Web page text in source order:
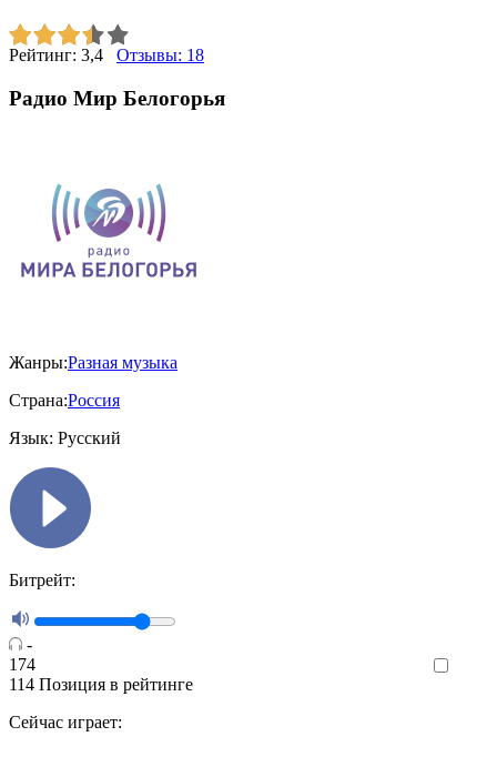
Рейтинг: 3,4 Отзывы: 18
Радио Мир Белогорья
Жанры:Разная музыка
Страна:Россия
Язык: Русский
Битрейт:
-
174
114 Позиция в рейтинге
Сейчас играет: